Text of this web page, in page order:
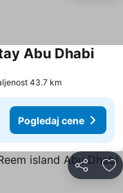
Abu Dhabi
43.7 km
Pogledaj cene
Deli